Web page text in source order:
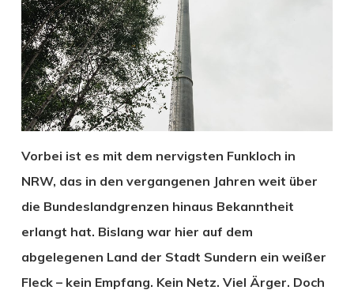
Vorbei ist es mit dem nervigsten Funkloch in
NRW, das in den vergangenen Jahren weit über
die Bundeslandgrenzen hinaus Bekanntheit
erlangt hat. Bislang war hier auf dem
abgelegenen Land der Stadt Sundern ein weißer
Fleck – kein Empfang. Kein Netz. Viel Ärger. Doch